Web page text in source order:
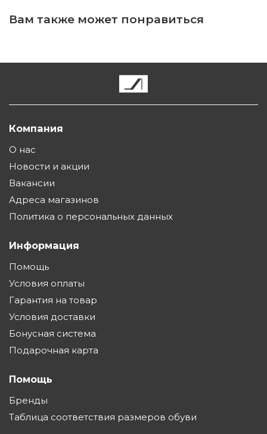
Вам также может понравиться
Компания
О нас
Новости и акции
Вакансии
Адреса магазинов
Политика о персональных данных
Информация
Помощь
Условия оплаты
Гарантия на товар
Условия доставки
Бонусная система
Подарочная карта
Помощь
Бренды
Таблица соответствия размеров обуви